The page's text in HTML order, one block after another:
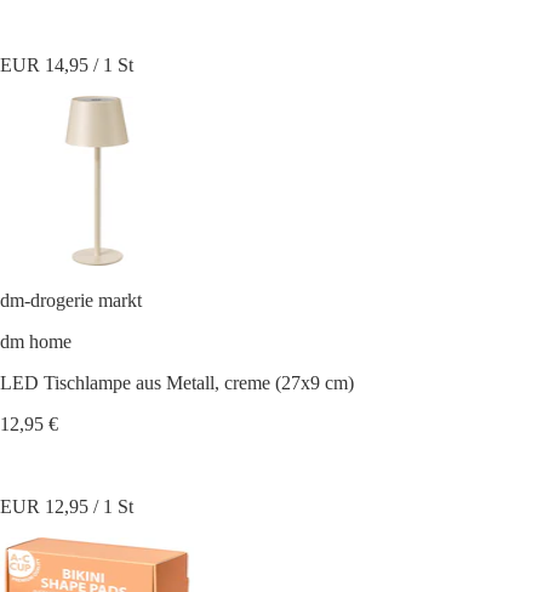
EUR 14,95 / 1 St
dm-drogerie markt
dm home
LED Tischlampe aus Metall, creme (27x9 cm)
12,95 €
EUR 12,95 / 1 St